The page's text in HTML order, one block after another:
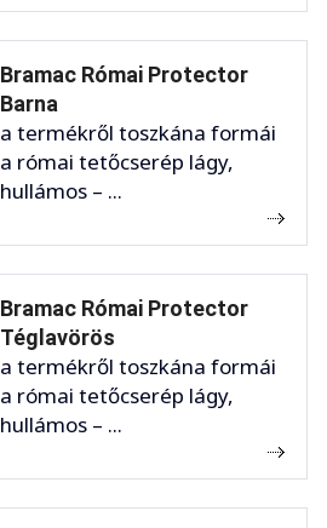
Bramac Római Protector
Barna
a termékről toszkána formái
a római tetőcserép lágy,
hullámos – ...
Bramac Római Protector
Téglavörös
a termékről toszkána formái
a római tetőcserép lágy,
hullámos – ...